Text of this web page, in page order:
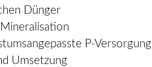
Dünger
P-Versorgung
Umsetzung